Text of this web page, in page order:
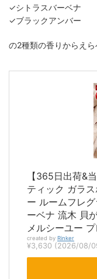
✓シトラスバーベナ
✓ブラックアンバー
の2種類の香りからえら
【365日出荷&
ティック ガラ
ー ルームフレ
ーベナ 流木 貝
メルシーユー
created by Rinker
¥3,630 (2026/08/